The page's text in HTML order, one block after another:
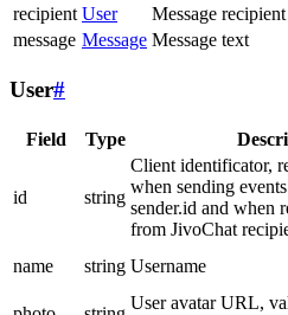
recipient User
Message recipient
message Message Message text
User#
Field Type
id string
Client identificator,
when sending
sender.id and when
from JivoChat
name string Username
User avatar URL,